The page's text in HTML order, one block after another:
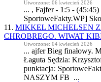
Utworzone: 06 kwiecień 2026
... , Fajfer - 1:5 -
SportoweFakty.WP]
11. MIKKEL MICHELSEN
CHROBREGO. WIWAT
Utworzone: 04 kwiecień 2026
... ajfer Bieg finałowy.
Łaguta Sędzia:
punktacja:
NASZYM FB ...